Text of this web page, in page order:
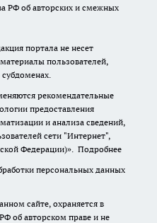
РФ об авторских и смежных
портала не несет
пользователей,
рекомендательные
предоставления
и анализа сведений,
сети "Интернет",
Федерации)». Подробнее
персональных данных
сайте, охраняется в
об авторском праве и не